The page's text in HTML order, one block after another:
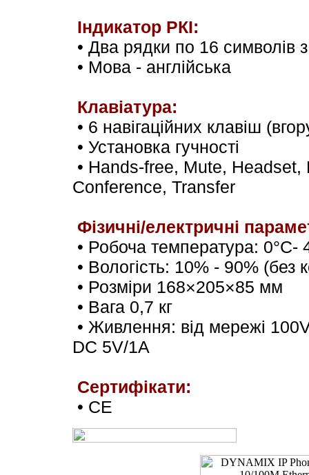
Індикатор РКІ:
• Два рядки по 16 символів
• Мова - англійська
Клавіатура:
• 6 навігаційних клавіш
• Установка гучності
• Hands-free, Mute,
Conference, Transfer
Фізичні/електричні
• Робоча температура: 0°C-
• Вологість: 10% - 90% (без
• Розміри 168×205×85 мм
• Вага 0,7 кг
• Живлення: від мережі
DC 5V/1A
Сертифікати:
• CE